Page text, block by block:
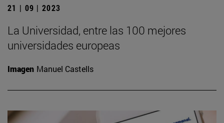
21 | 09 | 2023
La Universidad, entre las 100 mejores
universidades europeas
Imagen Manuel Castells